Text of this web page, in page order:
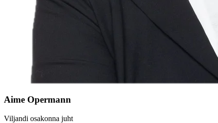
Aime Opermann
Viljandi osakonna juht